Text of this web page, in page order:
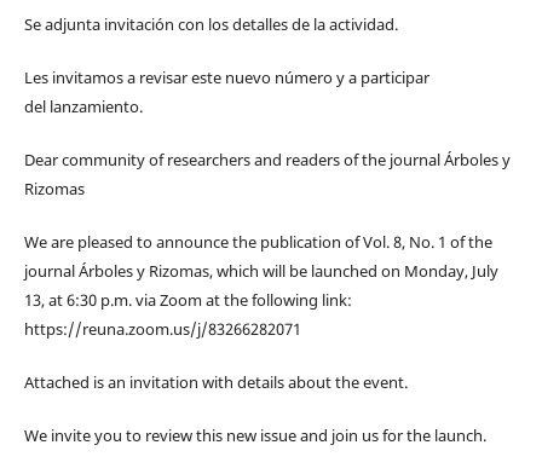
Se adjunta invitación con los detalles de la actividad.
Les invitamos a revisar este nuevo número y a participar
del lanzamiento.
Dear community of researchers and readers of the journal Árboles y
Rizomas
We are pleased to announce the publication of Vol. 8, No. 1 of the
journal Árboles y Rizomas, which will be launched on Monday, July
13, at 6:30 p.m. via Zoom at the following link:
https://reuna.zoom.us/j/83266282071
Attached is an invitation with details about the event.
We invite you to review this new issue and join us for the launch.